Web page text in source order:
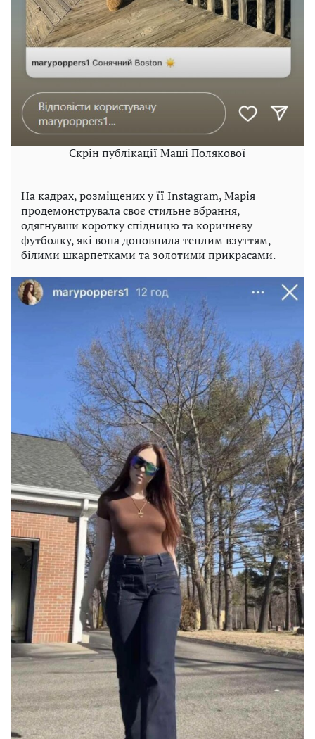
Скрін публікації Маші Полякової
На кадрах, розміщених у її Instagram, Марія
продемонструвала своє стильне вбрання,
одягнувши коротку спідницю та коричневу
футболку, які вона доповнила теплим взуттям,
білими шкарпетками та золотими прикрасами.